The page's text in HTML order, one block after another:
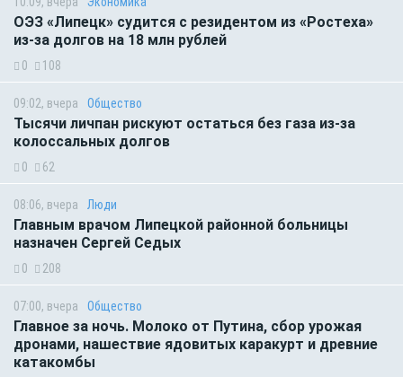
ОЭЗ «Липецк» судится с резидентом из «Ростеха»
из-за долгов на 18 млн рублей
0 108
09:02, вчера Общество
Тысячи личпан рискуют остаться без газа из-за
колоссальных долгов
0 62
08:06, вчера Люди
Главным врачом Липецкой районной больницы
назначен Сергей Седых
0 208
07:00, вчера Общество
Главное за ночь. Молоко от Путина, сбор урожая
дронами, нашествие ядовитых каракурт и древние
катакомбы